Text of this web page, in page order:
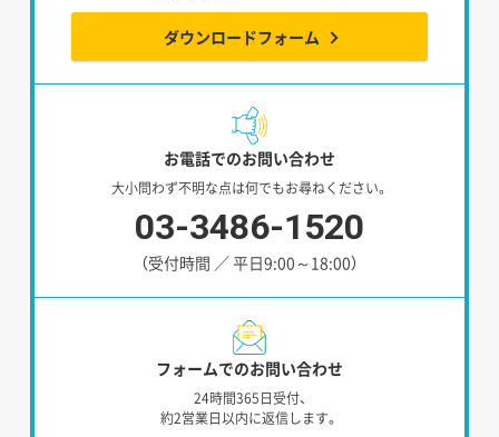
ダウンロードフォーム
お電話でのお問い合わせ
大小問わず不明な点は何でもお尋ねください。
03-3486-1520
（受付時間 ／ 平日9:00～18:00）
フォームでのお問い合わせ
24時間365日受付、
約2営業日以内に返信します。